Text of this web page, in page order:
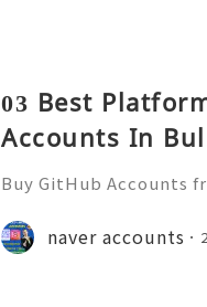
03 Best
Accounts In
Buy GitHub Accounts
pp :+1 (506) 541-7768
b
naver accounts